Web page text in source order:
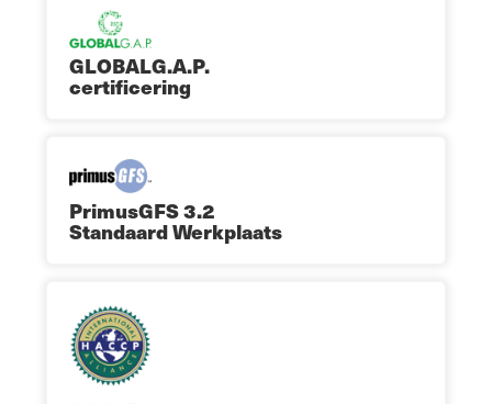
GLOBALG.A.P.
certificering
PrimusGFS 3.2
Standaard Werkplaats